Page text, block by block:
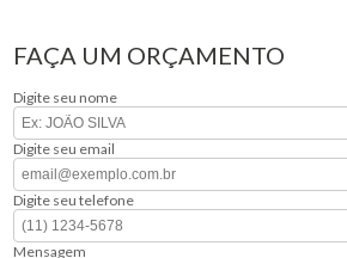
FAÇA UM ORÇAMENTO
Digite seu nome
Digite seu email
Digite seu telefone
Mensagem